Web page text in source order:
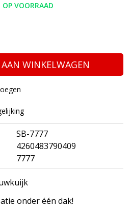
VOORRAAD
WINKELWAGEN
SB-7777
4260483790409
7777
onder één dak!